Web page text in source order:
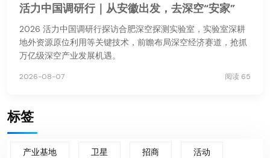
活力中国调研行｜从安徽出发，去深空“安家”
2026 活力中国调研行探访合肥深空探测实验室，实验室深耕
地外资源原位利用等关键技术，前瞻布局深空经济赛道，抢抓
万亿级深空产业发展机遇。
2026-08-07 阅读 65
标签
产业基地 卫星 招商 活动